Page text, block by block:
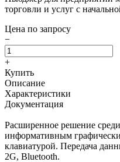
торговли и услуг с
Цена по запросу
−
+
Купить
Описание
Характеристики
Документация
Расширенное решение
информативным
клавиатурой. Передача
2G, Bluetooth.